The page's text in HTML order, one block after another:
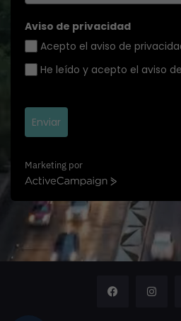
Aviso de privacidad
Acepto el aviso de
He leído y acepto el aviso
Enviar
Marketing por
A